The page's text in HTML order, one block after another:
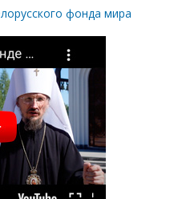
фонда мира